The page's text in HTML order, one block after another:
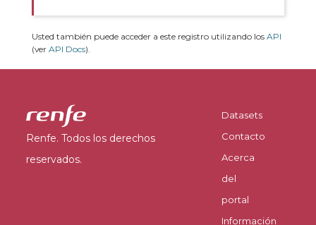
Usted también puede acceder a este registro utilizando los API
(ver API Docs).
Renfe. Todos los derechos
reservados.
Datasets
Contacto
Acerca
del
portal
Información